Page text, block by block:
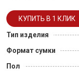
Тип изделия
Формат сумки
Пол